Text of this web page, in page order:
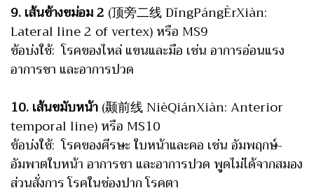
9. เส้นข้างขม่อม 2 (顶旁二线 DǐngPángÈrXiàn:
Lateral line 2 of vertex) หรือ MS9
ข้อบ่งใช้: โรคของไหล่ แขนและมือ เช่น อาการอ่อนแรง
อาการชา และอาการปวด
10. เส้นขมับหน้า(颞前线 NièQiánXiàn: Anterior
temporal line) หรือ MS10
ข้อบ่งใช้: โรคของศีรษะ ใบหน้าและคอ เช่น อัมพฤกษ์-
อัมพาตใบหน้า อาการชา และอาการปวด พูดไม่ได้จากสมอง
ส่วนสั่งการ โรคในช่องปาก โรคตา